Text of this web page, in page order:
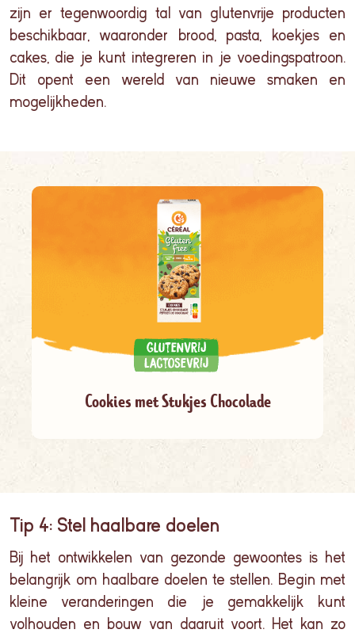
zijn er tegenwoordig tal van glutenvrije producten
beschikbaar, waaronder brood, pasta, koekjes en
cakes, die je kunt integreren in je voedingspatroon.
Dit opent een wereld van nieuwe smaken en
mogelijkheden.
Cookies met Stukjes Chocolade
Tip 4: Stel haalbare doelen
Bij het ontwikkelen van gezonde gewoontes is het
belangrijk om haalbare doelen te stellen. Begin met
kleine veranderingen die je gemakkelijk kunt
volhouden en bouw van daaruit voort. Het kan zo